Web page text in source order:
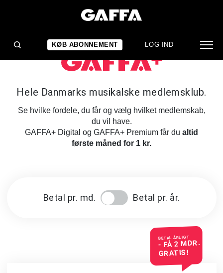
KØB ABONNEMENT LOG IND
Hele Danmarks musikalske medlemsklub.
Se hvilke fordele, du får og vælg hvilket medlemskab,
du vil have.
GAFFA+ Digital og GAFFA+ Premium får du altid
første måned for 1 kr.
Betal pr. md. Betal pr. år.
BETAL ÅRLIGT
- FÅ 2 MDR.
GRATIS!